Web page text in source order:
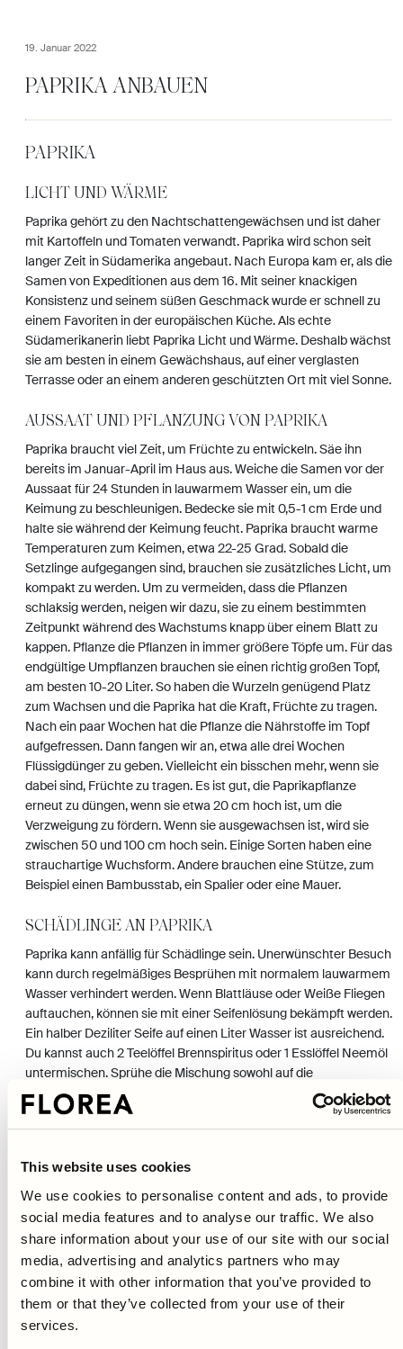
This website uses cookies
We use cookies to personalise content and ads, to provide
social media features and to analyse our traffic. We also
share information about your use of our site with our social
media, advertising and analytics partners who may
combine it with other information that you’ve provided to
them or that they’ve collected from your use of their
services.
19. Januar 2022
PAPRIKA ANBAUEN
PAPRIKA
LICHT UND WÄRME
Paprika gehört zu den Nachtschattengewächsen und ist daher
mit Kartoffeln und Tomaten verwandt. Paprika wird schon seit
langer Zeit in Südamerika angebaut. Nach Europa kam er, als die
Samen von Expeditionen aus dem 16. Mit seiner knackigen
Konsistenz und seinem süßen Geschmack wurde er schnell zu
einem Favoriten in der europäischen Küche. Als echte
Südamerikanerin liebt Paprika Licht und Wärme. Deshalb wächst
sie am besten in einem Gewächshaus, auf einer verglasten
Terrasse oder an einem anderen geschützten Ort mit viel Sonne.
AUSSAAT UND PFLANZUNG VON PAPRIKA
Paprika braucht viel Zeit, um Früchte zu entwickeln. Säe ihn
bereits im Januar-April im Haus aus. Weiche die Samen vor der
Aussaat für 24 Stunden in lauwarmem Wasser ein, um die
Keimung zu beschleunigen. Bedecke sie mit 0,5-1 cm Erde und
halte sie während der Keimung feucht. Paprika braucht warme
Temperaturen zum Keimen, etwa 22-25 Grad. Sobald die
Setzlinge aufgegangen sind, brauchen sie zusätzliches Licht, um
kompakt zu werden. Um zu vermeiden, dass die Pflanzen
schlaksig werden, neigen wir dazu, sie zu einem bestimmten
Zeitpunkt während des Wachstums knapp über einem Blatt zu
kappen. Pflanze die Pflanzen in immer größere Töpfe um. Für das
endgültige Umpflanzen brauchen sie einen richtig großen Topf,
am besten 10-20 Liter. So haben die Wurzeln genügend Platz
zum Wachsen und die Paprika hat die Kraft, Früchte zu tragen.
Nach ein paar Wochen hat die Pflanze die Nährstoffe im Topf
aufgefressen. Dann fangen wir an, etwa alle drei Wochen
Flüssigdünger zu geben. Vielleicht ein bisschen mehr, wenn sie
dabei sind, Früchte zu tragen. Es ist gut, die Paprikapflanze
erneut zu düngen, wenn sie etwa 20 cm hoch ist, um die
Verzweigung zu fördern. Wenn sie ausgewachsen ist, wird sie
zwischen 50 und 100 cm hoch sein. Einige Sorten haben eine
strauchartige Wuchsform. Andere brauchen eine Stütze, zum
Beispiel einen Bambusstab, ein Spalier oder eine Mauer.
SCHÄDLINGE AN PAPRIKA
Paprika kann anfällig für Schädlinge sein. Unerwünschter Besuch
kann durch regelmäßiges Besprühen mit normalem lauwarmem
Wasser verhindert werden. Wenn Blattläuse oder Weiße Fliegen
auftauchen, können sie mit einer Seifenlösung bekämpft werden.
Ein halber Deziliter Seife auf einen Liter Wasser ist ausreichend.
Du kannst auch 2 Teelöffel Brennspiritus oder 1 Esslöffel Neemöl
untermischen. Sprühe die Mischung sowohl auf die
Bodenoberfläche als auch auf die Blätter. Besuche von
Spinnmilben zeigen sich in Form von hellen Gespinsten
zwischen den Blättern. Spüle diese Gespinste mit einem
PAPRIKA ÜBERWINTERN
Wenn die Tage kühler werden, ist es eine gute Idee, eine oder
mehrere Paprikapflanzen zum Überwintern ins Haus zu holen.
Drinnen muss sie nicht unbedingt an einem warmen oder
sonnigen Ort stehen, denn die Pflanze ruht sich während des
Winters ohnehin aus. Es ist ganz normal, dass sie einige Blätter
verliert. Im Frühjahr, wenn das Licht zurückkehrt, ist es an der